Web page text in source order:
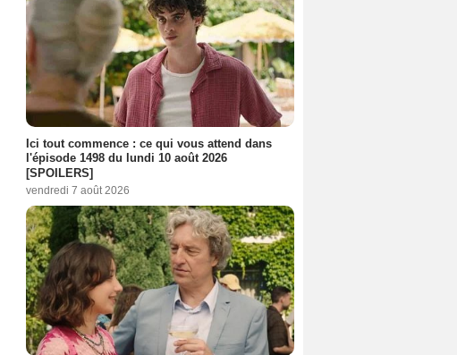
Ici tout commence : ce qui vous attend dans
l'épisode 1498 du lundi 10 août 2026
[SPOILERS]
vendredi 7 août 2026